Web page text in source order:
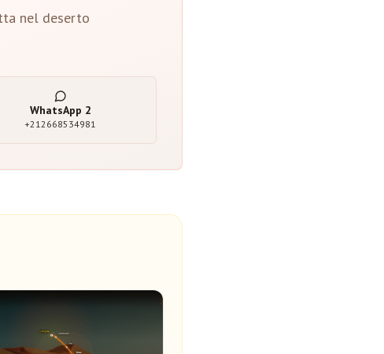
nel deserto
WhatsApp 2
+212668534981